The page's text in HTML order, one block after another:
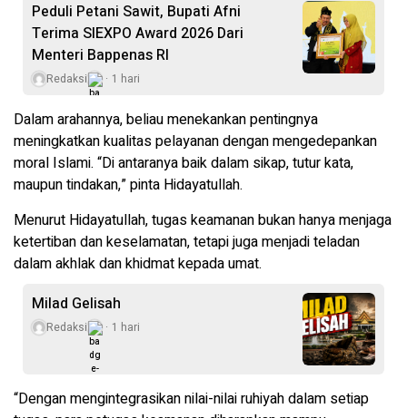
Peduli Petani Sawit, Bupati Afni
Terima SIEXPO Award 2026 Dari
Menteri Bappenas RI
Redaksi 1 hari
Dalam arahannya, beliau menekankan pentingnya
meningkatkan kualitas pelayanan dengan mengedepankan
moral Islami. “Di antaranya baik dalam sikap, tutur kata,
maupun tindakan,” pinta Hidayatullah.
Menurut Hidayatullah, tugas keamanan bukan hanya menjaga
ketertiban dan keselamatan, tetapi juga menjadi teladan
dalam akhlak dan khidmat kepada umat.
Milad Gelisah
Redaksi 1 hari
“Dengan mengintegrasikan nilai-nilai ruhiyah dalam setiap